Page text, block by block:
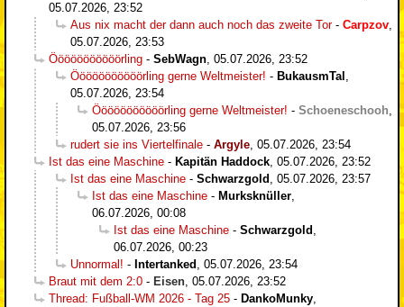
05.07.2026, 23:52
Aus nix macht der dann auch noch das zweite Tor- Carpzov,
05.07.2026, 23:53
Ööööööööööörling - SebWagn, 05.07.2026, 23:52
Ööööööööööörling gerne Weltmeister! - BukausmTal ,
05.07.2026, 23:54
Ööööööööööörling gerne Weltmeister! - Schoeneschooh,
05.07.2026, 23:56
rudert sie ins Viertelfinale - Argyle, 05.07.2026, 23:54
Ist das eine Maschine - Kapitän Haddock, 05.07.2026, 23:52
Ist das eine Maschine - Schwarzgold , 05.07.2026, 23:57
Ist das eine Maschine - Murksknüller,
06.07.2026, 00:08
Ist das eine Maschine - Schwarzgold ,
06.07.2026, 00:23
Unnormal! - Intertanked , 05.07.2026, 23:54
Braut mit dem 2:0 - Eisen, 05.07.2026, 23:52
Thread: Fußball-WM 2026 - Tag 25 - DankoMunky,